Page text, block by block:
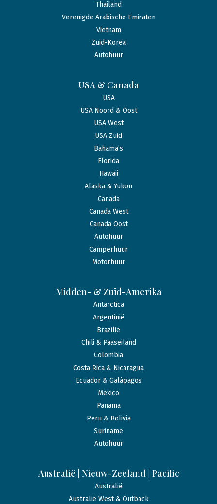
Thailand
Verenigde Arabische Emiraten
Vietnam
Zuid-Korea
Autohuur
USA & Canada
USA
USA Noord & Oost
USA West
USA Zuid
Bahama’s
Florida
Hawaii
Alaska & Yukon
Canada
Canada West
Canada Oost
Autohuur
Camperhuur
Motorhuur
Midden- & Zuid-Amerika
Antarctica
Argentinië
Brazilië
Chili & Paaseiland
Colombia
Costa Rica & Nicaragua
Ecuador & Galápagos
Mexico
Panama
Peru & Bolivia
Suriname
Autohuur
Australië | Nieuw-Zeeland | Pacific
Australië
Australië West & Outback